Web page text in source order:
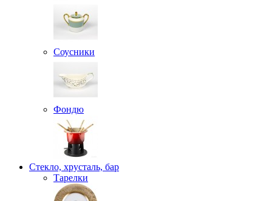
Соусники
Фондю
Стекло, хрусталь, бар
Тарелки